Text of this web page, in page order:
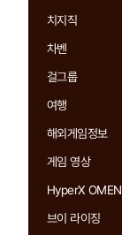
치지직
차벤
걸그룹
여행
해외게임정보
게임 영상
HyperX OMEN
브이 라이징